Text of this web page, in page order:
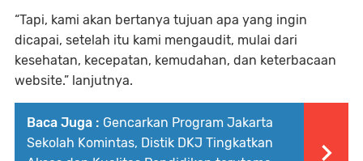
“Tapi, kami akan bertanya tujuan apa yang ingin
dicapai, setelah itu kami mengaudit, mulai dari
kesehatan, kecepatan, kemudahan, dan keterbacaan
website.” lanjutnya.
Baca Juga : Gencarkan Program Jakarta
Sekolah Komintas, Distik DKJ Tingkatkan